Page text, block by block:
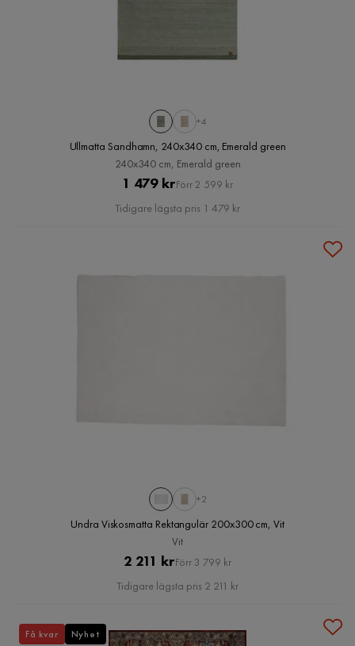
+4
Ullmatta Sandhamn, 240x340 cm, Emerald green
240x340 cm, Emerald green
Pris
1 479 krOriginal
Pris
Förr 2 599 kr
Tidigare lägsta pris 1 479 kr
+2
Undra Viskosmatta Rektangulär 200x300 cm, Vit
Vit
Pris
2 211 krOriginal
Pris
Förr 3 799 kr
Tidigare lägsta pris 2 211 kr
Få kvar Nyhet